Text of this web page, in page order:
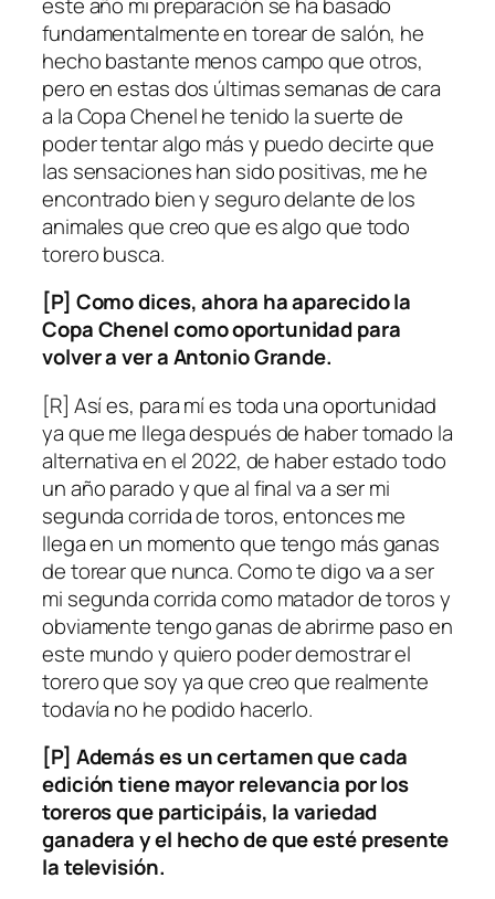
fundamentalmente en torear de salón, he
hecho bastante menos campo que otros,
pero en estas dos últimas semanas de cara
a la Copa Chenel he tenido la suerte de
poder tentar algo más y puedo decirte que
las sensaciones han sido positivas, me he
encontrado bien y seguro delante de los
animales que creo que es algo que todo
torero busca.
[P] Como dices, ahora ha aparecido la
Copa Chenel como oportunidad para
volver a ver a Antonio Grande.
[R] Así es, para mí es toda una oportunidad
ya que me llega después de haber tomado la
alternativa en el 2022, de haber estado todo
un año parado y que al final va a ser mi
segunda corrida de toros, entonces me
llega en un momento que tengo más ganas
de torear que nunca. Como te digo va a ser
mi segunda corrida como matador de toros y
obviamente tengo ganas de abrirme paso en
este mundo y quiero poder demostrar el
torero que soy ya que creo que realmente
todavía no he podido hacerlo.
[P] Además es un certamen que cada
edición tiene mayor relevancia por los
toreros que participáis, la variedad
ganadera y el hecho de que esté presente
la televisión.